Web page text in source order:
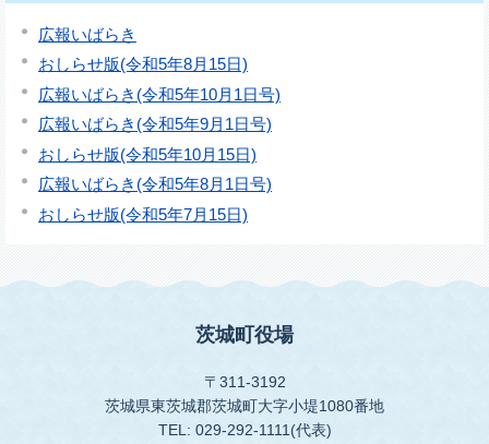
広報いばらき
おしらせ版(令和5年8月15日)
広報いばらき(令和5年10月1日号)
広報いばらき(令和5年9月1日号)
おしらせ版(令和5年10月15日)
広報いばらき(令和5年8月1日号)
おしらせ版(令和5年7月15日)
茨城町役場
〒311-3192
茨城県東茨城郡茨城町大字小堤1080番地
TEL: 029-292-1111(代表)